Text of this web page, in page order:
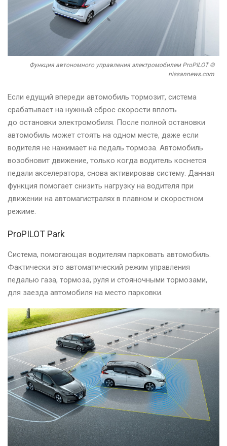
Функция автономного управления электромобилем ProPILOT ©
nissannews.com
Если едущий впереди автомобиль тормозит, система
срабатывает на нужный сброс скорости вплоть
до остановки электромобиля. После полной остановки
автомобиль может стоять на одном месте, даже если
водителя не нажимает на педаль тормоза. Автомобиль
возобновит движение, только когда водитель коснется
педали акселератора, снова активировав систему. Данная
функция помогает снизить нагрузку на водителя при
движении на автомагистралях в плавном и скоростном
режиме.
ProPILOT Park
Система, помогающая водителям парковать автомобиль.
Фактически это автоматический режим управления
педалью газа, тормоза, руля и стояночными тормозами,
для заезда автомобиля на место парковки.